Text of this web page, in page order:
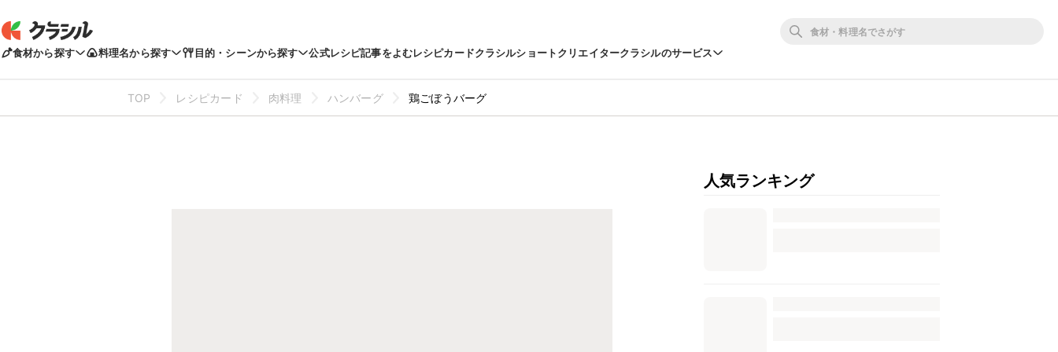
食材から探す 料理名から探す 目的・シーンから探す 公式レシピ記事をよむレシピカードクラシルショートクリエイタークラシルのサービス
TOP レシピカード 肉料理 ハンバーグ 鶏ごぼうバーグ
人気ランキング